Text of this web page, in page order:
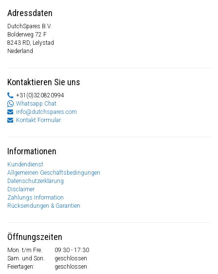
Adressdaten
DutchSpares B.V.
Bolderweg 72 F
8243 RD, Lelystad
Nederland
Kontaktieren Sie uns
+31(0)320820994
Whatsapp Chat
info@dutchspares.com
Kontakt Formular
Informationen
Kundendienst
Allgemeinen Geschäftsbedingungen
Datenschutzerklärung
Disclaimer
Zahlungs Information
Rücksendungen & Garantien
Öffnungszeiten
Mon. t/m Fre.
09:30 - 17:30
Sam. und Son.
geschlossen
Feiertagen:
geschlossen